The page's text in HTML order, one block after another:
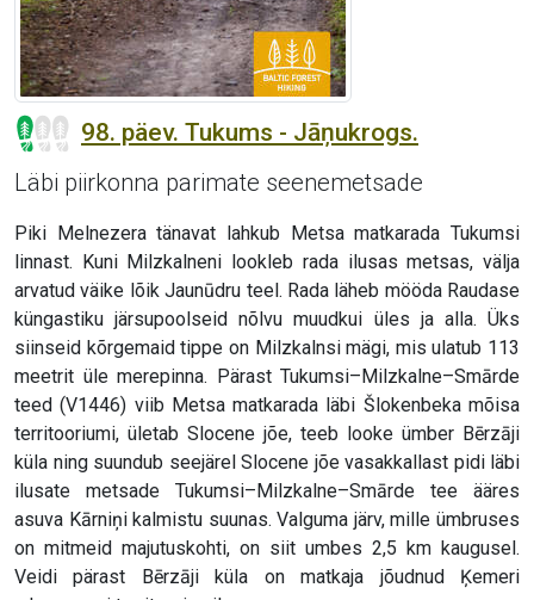
98. päev. Tukums - Jāņukrogs.
Läbi piirkonna parimate seenemetsade
Piki Melnezera tänavat lahkub Metsa matkarada Tukumsi
linnast. Kuni Milzkalneni lookleb rada ilusas metsas, välja
arvatud väike lõik Jaunūdru teel. Rada läheb mööda Raudase
küngastiku järsupoolseid nõlvu muudkui üles ja alla. Üks
siinseid kõrgemaid tippe on Milzkalnsi mägi, mis ulatub 113
meetrit üle merepinna. Pärast Tukumsi–Milzkalne–Smārde
teed (V1446) viib Metsa matkarada läbi Šlokenbeka mõisa
territooriumi, ületab Slocene jõe, teeb looke ümber Bērzāji
küla ning suundub seejärel Slocene jõe vasakkallast pidi läbi
ilusate metsade Tukumsi–Milzkalne–Smārde tee ääres
asuva Kārniņi kalmistu suunas. Valguma järv, mille ümbruses
on mitmeid majutuskohti, on siit umbes 2,5 km kaugusel.
Veidi pärast Bērzāji küla on matkaja jõudnud Ķemeri